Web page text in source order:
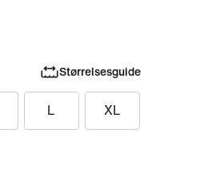
Størrelsesguide
L XL